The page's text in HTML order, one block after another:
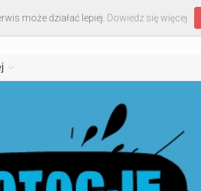
może działać lepiej. Dowiedz się więcej